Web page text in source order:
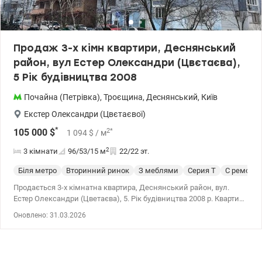
Продаж 3-х кімн квартири, Деснянський
район, вул Естер Олександри (Цвєтаєва),
5 Рік будівництва 2008
Почайна (Петрівка), Троєщина, Деснянський, Київ
Екстер Олександри (Цвєтаєвої)
105 000 $* 1 094 $ / м2*
3 кімнати 96/53/15 м2 22/22 эт.
Біля метро Вторинний ринок З меблями Серия Т
С
Продається 3-х кімнатна квартира, Деснянський район, вул.
Естер Олександри (Цветаєва), 5. Рік будівництва 2008 р. Квартира
Оновлено: 31.03.2026